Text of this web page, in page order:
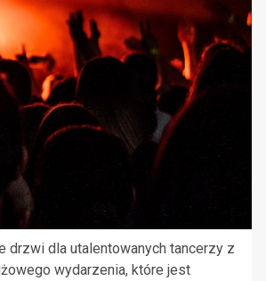
drzwi dla utalentowanych tancerzy z
wydarzenia, które jest